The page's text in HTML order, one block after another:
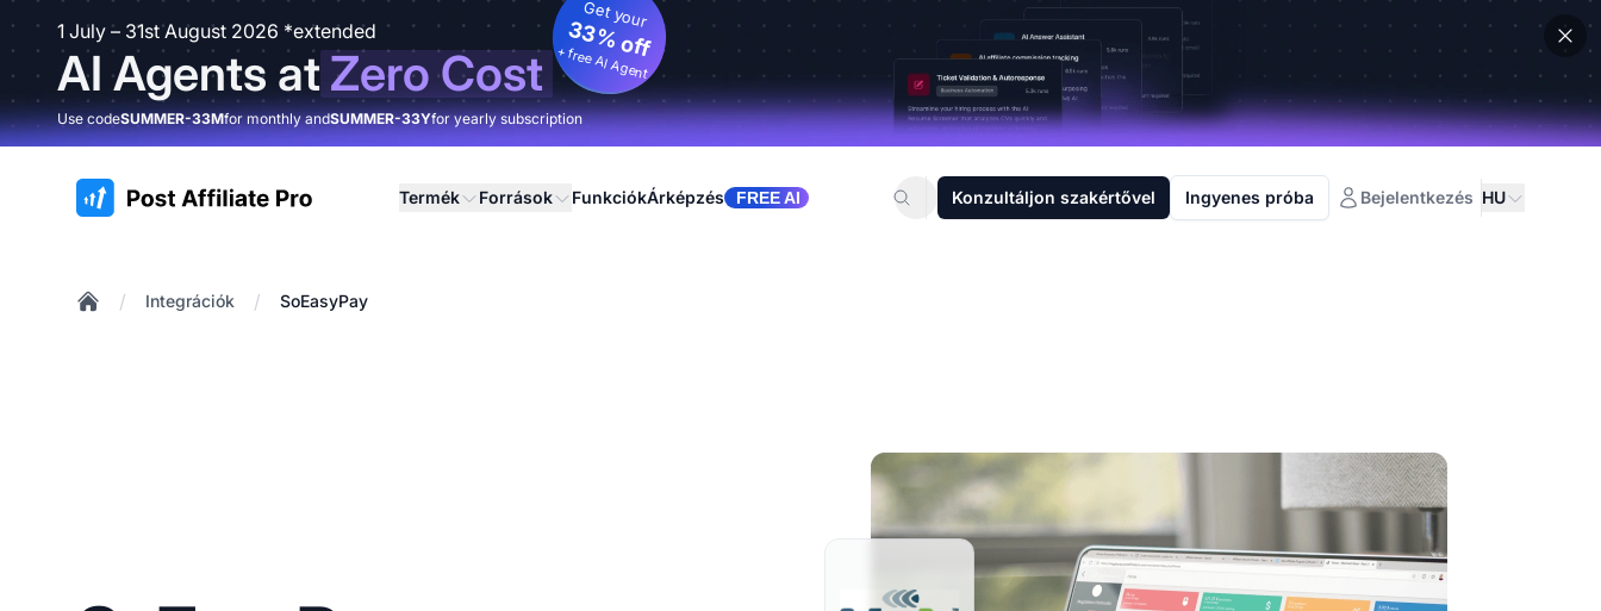
1 July – 31st August 2026 *extended
AI Agents atZero Cost
Get your
33% off
+ free AI Agent
Use codeSUMMER-33Mfor monthly andSUMMER-33Yfor yearly subscription
:site.title Termék Források FunkciókÁrképzés FREE AI Konzultáljon szakértővel Ingyenes próba Bejelentkezés HU
/ Integrációk / SoEasyPay